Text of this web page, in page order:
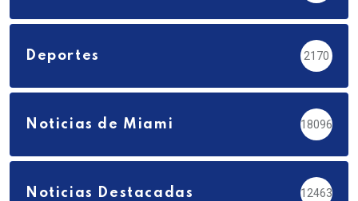
Deportes 2170
Noticias de Miami 18096
Noticias Destacadas 12463